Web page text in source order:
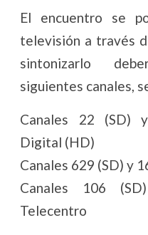
El encuentro se
televisión a través
sintonizarlo
siguientes canales,
Canales 22 (SD)
Digital (HD)
Canales 629 (SD) y
Canales 106
Telecentro